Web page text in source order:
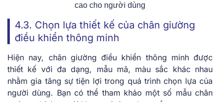
cao cho người dùng
4.3. Chọn lựa thiết kế của chân giường
điều khiển thông minh
Hiện nay, chân giường điều khiển thông minh được
thiết kế với đa dạng, mẫu mã, màu sắc khác nhau
nhằm gia tăng sự tiện lợi trong quá trình chọn lựa của
người dùng. Bạn có thể tham khảo một số mẫu chân